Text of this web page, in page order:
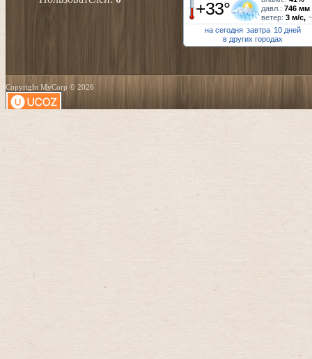
+33°
давл.:746 мм
ветер:3 м/с,
на сегодня завтра 10 дней
в других городах
Copyright MyCorp © 2026